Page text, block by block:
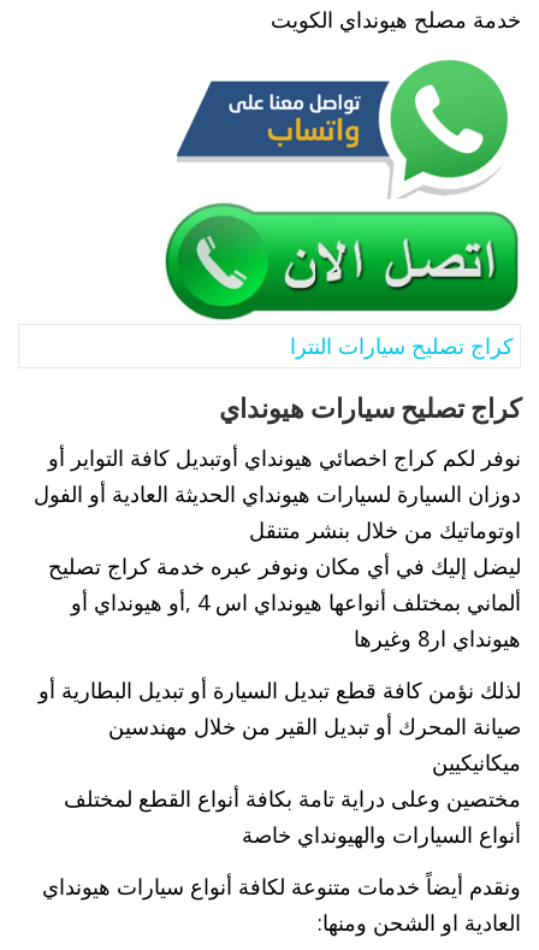
خدمة مصلح هيونداي الكويت
كراج تصليح سيارات النترا
كراج تصليح سيارات هيونداي
نوفر لكم كراج اخصائي هيونداي أوتبديل كافة التواير أو
دوزان السيارة لسيارات هيونداي الحديثة العادية أو الفول
اوتوماتيك من خلال بنشر متنقل
ليضل إليك في أي مكان ونوفر عبره خدمة كراج تصليح
ألماني بمختلف أنواعها هيونداي اس 4 ,أو هيونداي أو
هيونداي ار8 وغيرها
لذلك نؤمن كافة قطع تبديل السيارة أو تبديل البطارية أو
صيانة المحرك أو تبديل القير من خلال مهندسين
ميكانيكيين
مختصين وعلى دراية تامة بكافة أنواع القطع لمختلف
أنواع السيارات والهيونداي خاصة
ونقدم أيضاً خدمات متنوعة لكافة أنواع سيارات هيونداي
العادية او الشحن ومنها: